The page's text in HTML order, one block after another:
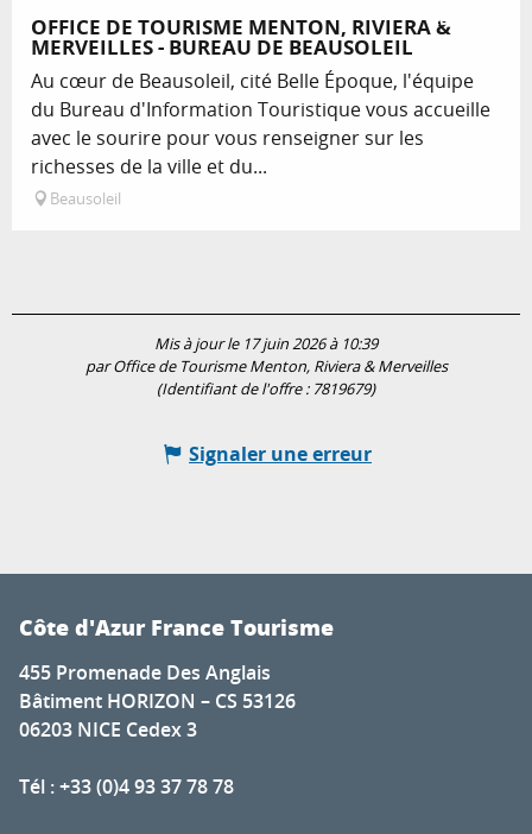
OFFICE DE TOURISME MENTON, RIVIERA &
MERVEILLES - BUREAU DE BEAUSOLEIL
Au cœur de Beausoleil, cité Belle Époque, l'équipe
du Bureau d'Information Touristique vous accueille
avec le sourire pour vous renseigner sur les
richesses de la ville et du...
Beausoleil
Réservable
Mis à jour le 17 juin 2026 à 10:39
par Office de Tourisme Menton, Riviera & Merveilles
(Identifiant de l'offre : 7819679)
Signaler une erreur
Côte d'Azur France Tourisme
455 Promenade Des Anglais
Bâtiment HORIZON – CS 53126
06203 NICE Cedex 3
Tél : +33 (0)4 93 37 78 78